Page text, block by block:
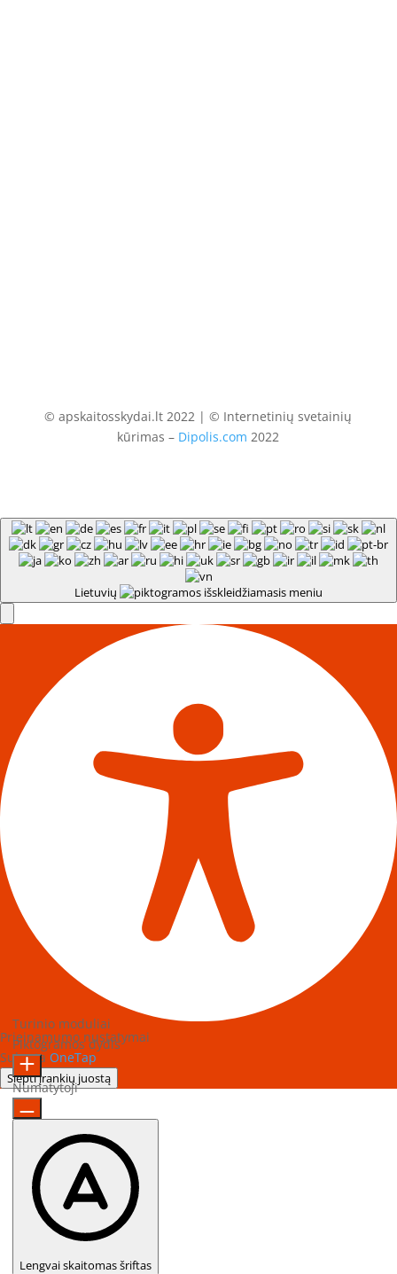
© apskaitosskydai.lt 2022 | © Internetinių svetainių
kūrimas – Dipolis.com 2022
Lietuvių
Prieinamumo nustatymai
Sukurta OneTap
Slėpti įrankių juostą
Turinio moduliai
Piktogramos dydis
Numatytoji
Lengvai skaitomas šriftas